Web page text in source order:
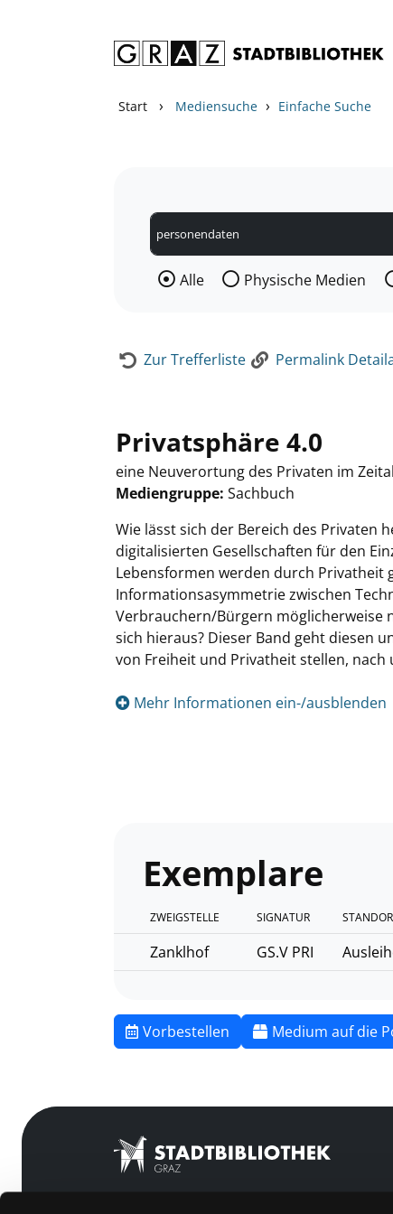
Start › Mediensuche › Einfache Suche
Wählen Sie die Medienart nach der
Alle Physische Medien
Zur Trefferliste Permalink
Privatsphäre 4.0
eine Neuverortung des Privaten im
Mediengruppe: Sachbuch
Wie lässt sich der Bereich des Privaten
digitalisierten Gesellschaften für den
Lebensformen werden durch Privatheit
Informationsasymmetrie zwischen
Verbrauchern/Bürgern möglicherweise
sich hieraus? Dieser Band geht diesen
von Freiheit und Privatheit stellen,
Mehr Informationen ein-/ausblenden
Exemplare
ZWEIGSTELLE SIGNATUR
Zanklhof GS.V PRI
Vorbestellen Medium auf die